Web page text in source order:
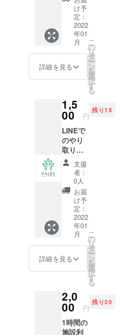
た、5食
分の食
事メ
ニュー
をご提
供しま
す！ お
届け予
定
年1月中
け予
定：
2022
年01
月
詳細を見る
こ
の
リ
タ
ー
ン
を
選
択
す
る
1,5
00 円
残り15
LINEで
のやり
取りで
1ヶ月間
食事の
栄養指
導をさ
せてい
ただき
ます！
食事の
写真を
送って
いただ
き、そ
ちらに
のアド
バイス
をさせ
ていた
支援
者：
0人
お届
け予
定：
2022
年01
月
詳細を見る
こ
の
リ
タ
ー
ン
を
選
択
す
る
2,0
00 円
残り20
1時間の
施設利